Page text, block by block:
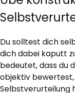
Du solltest dich
dich dabei kaputt
bedeutet, dass du
objektiv bewertest,
Selbstverurteilung